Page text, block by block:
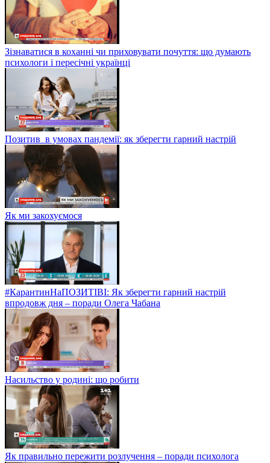
Зізнаватися в коханні чи приховувати почуття: що думають
психологи і пересічні українці
Позитив в умовах пандемії: як зберегти гарний настрій
Як ми закохуємося
#КарантинНаПОЗИТІВІ: Як зберегти гарний настрій
впродовж дня – поради Олега Чабана
Насильство у родині: що робити
Як правильно пережити розлучення – поради психолога